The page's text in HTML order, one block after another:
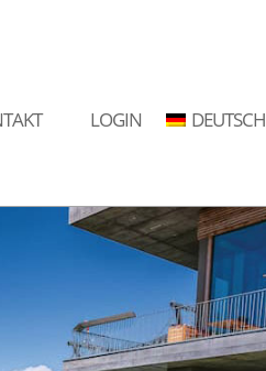
LOGIN DEUTSCH